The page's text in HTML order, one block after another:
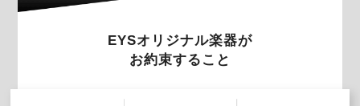
EYSオリジナル楽器が
お約束すること